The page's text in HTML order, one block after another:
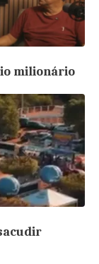
milionário